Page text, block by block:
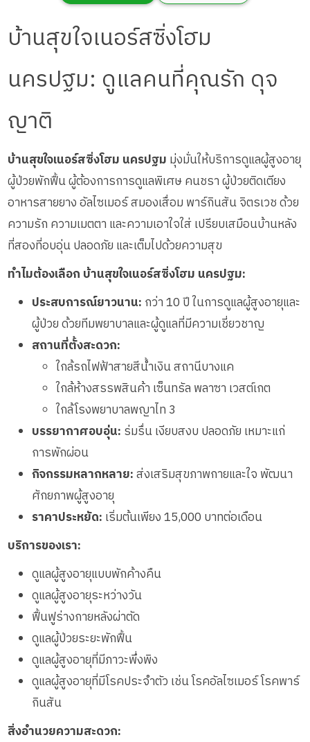
บ้านสุขใจเนอร์สซิ่งโฮม
นครปฐม: ดูแลคนที่คุณรัก ดุจ
ญาติ
บ้านสุขใจเนอร์สซิ่งโฮม นครปฐม มุ่งมั่นให้บริการดูแลผู้สูงอายุ
ผู้ป่วยพักฟื้น ผู้ต้องการการดูแลพิเศษ คนชรา ผู้ป่วยติดเตียง
อาหารสายยาง อัลไซเมอร์ สมองเสื่อม พาร์กินสัน จิตรเวช ด้วย
ความรัก ความเมตตา และความเอาใจใส่ เปรียบเสมือนบ้านหลัง
ที่สองที่อบอุ่น ปลอดภัย และเต็มไปด้วยความสุข
ทำไมต้องเลือก บ้านสุขใจเนอร์สซิ่งโฮม นครปฐม:
ประสบการณ์ยาวนาน: กว่า 10 ปี ในการดูแลผู้สูงอายุและ
ผู้ป่วย ด้วยทีมพยาบาลและผู้ดูแลที่มีความเชี่ยวชาญ
สถานที่ตั้งสะดวก:
ใกล้รถไฟฟ้าสายสีน้ำเงิน สถานีบางแค
ใกล้ห้างสรรพสินค้า เซ็นทรัล พลาซา เวสต์เกต
ใกล้โรงพยาบาลพญาไท 3
บรรยากาศอบอุ่น: ร่มรื่น เงียบสงบ ปลอดภัย เหมาะแก่
การพักผ่อน
กิจกรรมหลากหลาย:ส่งเสริมสุขภาพกายและใจ พัฒนา
ศักยภาพผู้สูงอายุ
ราคาประหยัด: เริ่มต้นเพียง 15,000 บาทต่อเดือน
บริการของเรา:
ดูแลผู้สูงอายุแบบพักค้างคืน
ดูแลผู้สูงอายุระหว่างวัน
ฟื้นฟูร่างกายหลังผ่าตัด
ดูแลผู้ป่วยระยะพักฟื้น
ดูแลผู้สูงอายุที่มีภาวะพึ่งพิง
ดูแลผู้สูงอายุที่มีโรคประจำตัว เช่น โรคอัลไซเมอร์ โรคพาร์
กินสัน
สิ่งอำนวยความสะดวก: